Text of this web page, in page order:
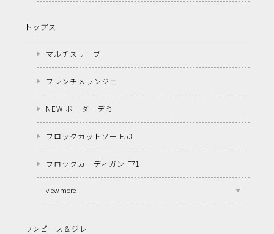
トップス
マルチスリーブ
フレンチメランジェ
NEW ボーダーデミ
フロックカットソー F53
フロックカーディガン F71
view more
ワンピース＆ジレ